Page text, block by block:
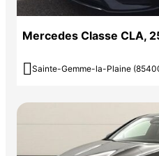
Mercedes Classe CLA,
 Sainte-Gemme-la-Plaine